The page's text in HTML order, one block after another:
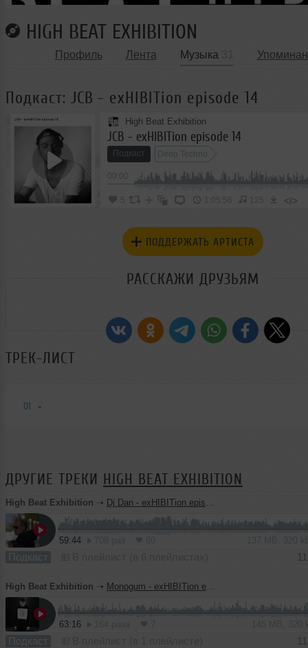
HIGH BEAT EXHIBITION
Профиль Лента Музыка
Подкаст: JCB - exHIBITion episode 14
High Beat Exhibition
JCB - exHIBITion episode 14
Подкаст Deep Techno
5 1:05:56 125 </>
ПОДДЕРЖАТЬ АРТИСТА
РАССКАЖИ ДРУЗЬЯМ
ТРЕК-ЛИСТ
01 -
ДРУГИЕ ТРЕКИ HIGH BEAT EXHIBITION
High Beat Exhibition ➝ Dj Dan - exHIBITion episode 30
59:44
Подкаст
High Beat Exhibition ➝ Monogum - exHIBITion episode 29
63:16
Подкаст